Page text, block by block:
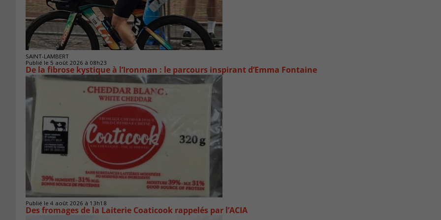
SAINT-LAMBERT
Publié le 5 août 2026 à 08h23
De la fibrose kystique à l’Ironman : le parcours inspirant d’Emma Fontaine
Publié le 4 août 2026 à 13h18
Des fromages de la Laiterie Coaticook rappelés par l’ACIA